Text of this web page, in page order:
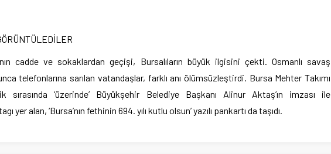
cadde ve sokaklardan geçişi, Bursalıların büyük ilgisini çekti. Osmanlı savaş
telefonlarına sarılan vatandaşlar, farklı anı ölümsüzleştirdi. Bursa Mehter Takımı
sırasında ‘üzerinde’ Büyükşehir Belediye Başkanı Alinur Aktaş’ın imzası ile
yer alan, ‘Bursa’nın fethinin 694. yılı kutlu olsun’ yazılı pankartı da taşıdı.